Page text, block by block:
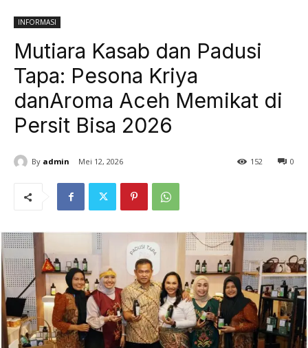
INFORMASI
Mutiara Kasab dan Padusi
Tapa: Pesona Kriya
danAroma Aceh Memikat di
Persit Bisa 2026
By admin Mei 12, 2026 0
152